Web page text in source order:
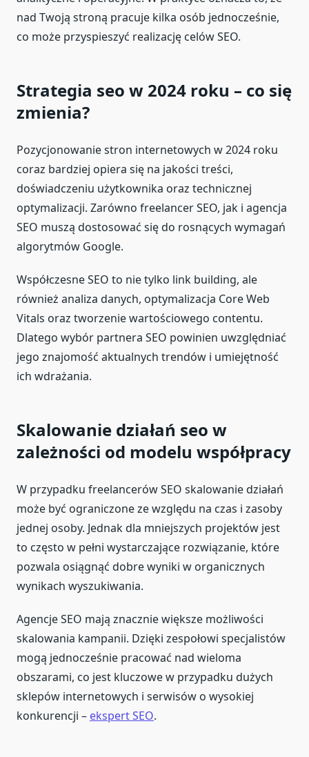
nad Twoją stroną pracuje kilka osób jednocześnie,
co może przyspieszyć realizację celów SEO.
Strategia seo w 2024 roku – co się
zmienia?
Pozycjonowanie stron internetowych w 2024 roku
coraz bardziej opiera się na jakości treści,
doświadczeniu użytkownika oraz technicznej
optymalizacji. Zarówno freelancer SEO, jak i agencja
SEO muszą dostosować się do rosnących wymagań
algorytmów Google.
Współczesne SEO to nie tylko link building, ale
również analiza danych, optymalizacja Core Web
Vitals oraz tworzenie wartościowego contentu.
Dlatego wybór partnera SEO powinien uwzględniać
jego znajomość aktualnych trendów i umiejętność
ich wdrażania.
Skalowanie działań seo w
zależności od modelu współpracy
W przypadku freelancerów SEO skalowanie działań
może być ograniczone ze względu na czas i zasoby
jednej osoby. Jednak dla mniejszych projektów jest
to często w pełni wystarczające rozwiązanie, które
pozwala osiągnąć dobre wyniki w organicznych
wynikach wyszukiwania.
Agencje SEO mają znacznie większe możliwości
skalowania kampanii. Dzięki zespołowi specjalistów
mogą jednocześnie pracować nad wieloma
obszarami, co jest kluczowe w przypadku dużych
sklepów internetowych i serwisów o wysokiej
konkurencji – ekspert SEO.